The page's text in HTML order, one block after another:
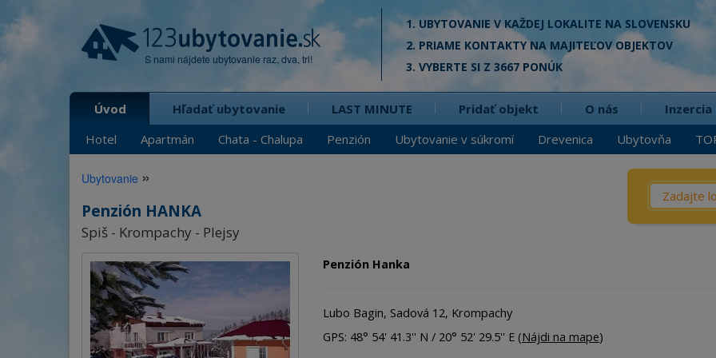
S nami nájdete ubytovanie raz, dva, tri!
1. UBYTOVANIE V KAŽDEJ LOKALITE NA SLOVENSKU
2. PRIAME KONTAKTY NA MAJITEĽOV OBJEKTOV
3. VYBERTE SI Z 3667 PONÚK
Úvod
Hotel
Apartmán Chata - Chalupa Penzión Ubytovanie v súkromí Drevenica Ubytovňa
Hľadať ubytovanie LAST MINUTE Pridať objekt O nás Inzercia
Čo? /
Ubytovanie »
Penzión HANKA
Spiš - Krompachy - Plejsy
Penzión Hanka
Lubo Bagin, Sadová 12, Krompachy
GPS: 48° 54' 41.3'' N / 20° 52' 29.5'' E (Nájdi na mape)